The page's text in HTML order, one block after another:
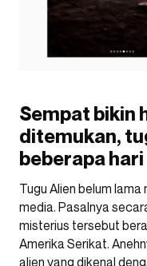
Sempat bikin
ditemukan,
beberapa
Tugu Alien belum
media. Pasalnya
misterius tersebut
Amerika Serikat.
alien yang dikenal